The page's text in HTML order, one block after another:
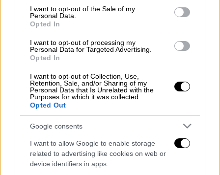
consent section.
I want to opt-out of the Sale of my
Personal Data.
Opted In
I want to opt-out of processing my
Personal Data for Targeted Advertising.
Opted In
I want to opt-out of Collection, Use,
Retention, Sale, and/or Sharing of my
Personal Data that Is Unrelated with the
Purposes for which it was collected.
Opted Out
Google consents
I want to allow Google to enable storage
related to advertising like cookies on web or
device identifiers in apps.
Σύμφωνα με δημοσίευμα του epiruspost.gr:
«Ένα νέο κλειστό γυμναστήριο αποκτά η
αναμένεται να λύσει σοβαρά προβλήματα
στο χώρο του αθλητισμού και να δώσει
διέξοδο σε έναν χώρο που σήμερα ασφυκτιά.
Ο Περιφερειάρχης Αλέκος Καχριμάνης
ενημέρωσε για την απόφαση του Υπουργού
Ανάπτυξης και Επενδύσεων, Άδωνι
Γεωργιάδη, να παραχωρηθεί το προκάτ
κλειστό γυμναστήριο που σήμερα είναι
εγκατεστημένο στο πρώην Αεροδρόμιο
Ελληνικού.